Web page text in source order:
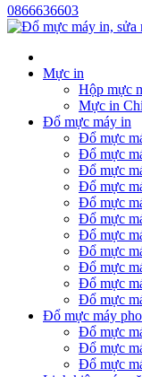
0866636603
Mực in
Hộp mực
Mực in
Đổ mực máy in
Đổ mực
Đổ mực
Đổ mực
Đổ mực
Đổ mực
Đổ mực
Đổ mực
Đổ mực
Đổ mực
Đổ mực
Đổ mực
Đổ mực máy
Đổ mực
Đổ mực
Đổ mực